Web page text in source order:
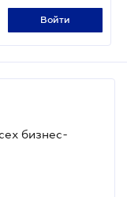
войти
бизнес-